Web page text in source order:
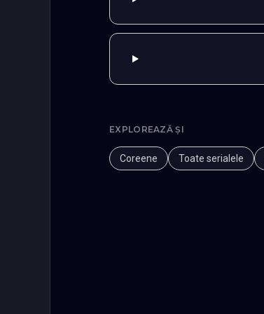
EXPLOREAZĂ ȘI
Coreene Toate serialele